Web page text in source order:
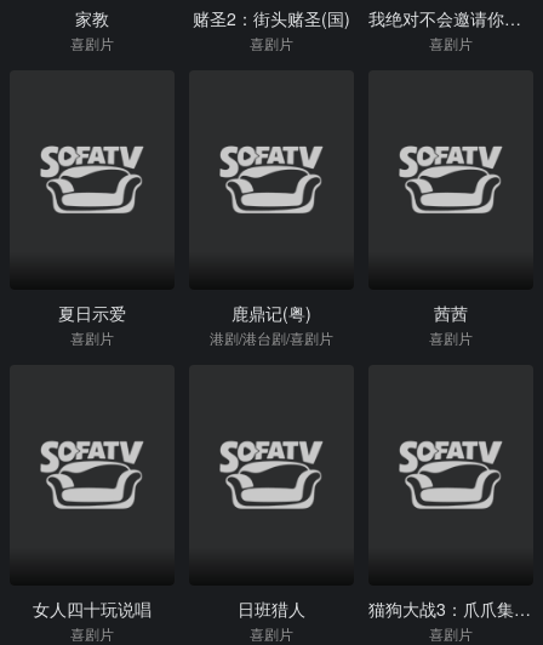
家教
喜剧片
赌圣2：街头赌圣(国)
喜剧片
我绝对不会邀请你参加我的成人礼
喜剧片
夏日示爱
喜剧片
鹿鼎记(粤)
港剧/港台剧/喜剧片
茜茜
喜剧片
女人四十玩说唱
喜剧片
日班猎人
喜剧片
猫狗大战3：爪爪集结！
喜剧片